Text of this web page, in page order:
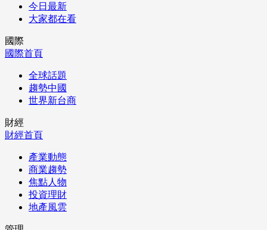
今日最新
大家都在看
國際
國際首頁
全球話題
趨勢中國
世界新台商
財經
財經首頁
產業動態
商業趨勢
焦點人物
投資理財
地產風雲